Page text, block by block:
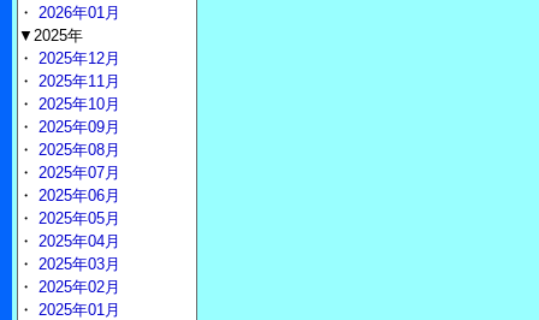
・ 2026年01月
▼2025年
・ 2025年12月
・ 2025年11月
・ 2025年10月
・ 2025年09月
・ 2025年08月
・ 2025年07月
・ 2025年06月
・ 2025年05月
・ 2025年04月
・ 2025年03月
・ 2025年02月
・ 2025年01月